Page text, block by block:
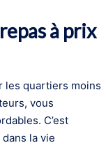
à prix
les quartiers moins
vous
C’est
la vie